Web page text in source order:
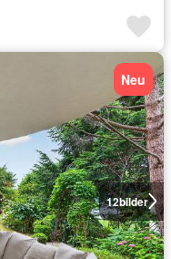
12bilder
Neu